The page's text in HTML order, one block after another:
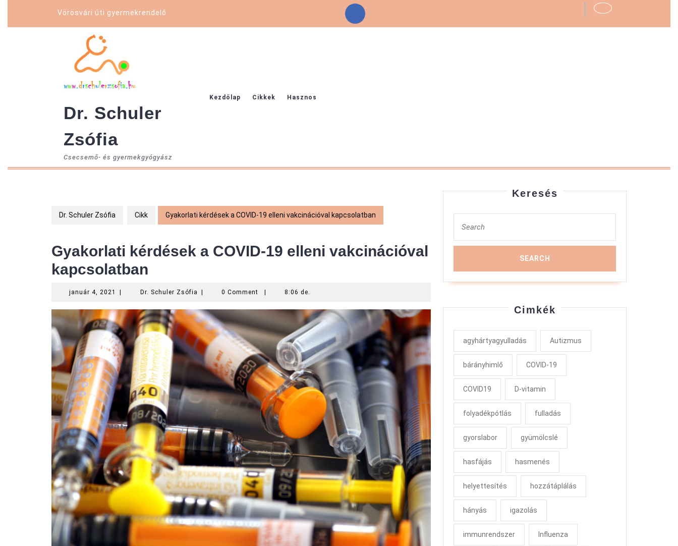
content
Vörösvári úti gyermekrendelő
Facebook
Dr. Schuler
Zsófia
Csecsemő- és gyermekgyógyász
Kezdőlap Cikkek Hasznos
Dr. Schuler Zsófia Cikk Gyakorlati kérdések a COVID-19 elleni vakcinációval kapcsolatban
Gyakorlati kérdések a COVID-19 elleni vakcinációval
kapcsolatban
január 4, 2021
január
2021
Dr. Schuler Zsófia Dr.
Zsófia
0 Comment 8:06 de.
Keresés
for:
Cimkék
agyhártyagyulladás Autizmus
bárányhimlő COVID-19
COVID19 D-vitamin
folyadékpótlás fulladás
gyorslabor gyümölcslé
hasfájás hasmenés
helyettesítés hozzátáplálás
hányás igazolás
immunrendszer Influenza